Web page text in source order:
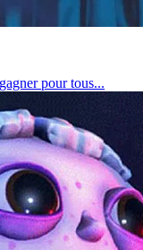
pour tous...